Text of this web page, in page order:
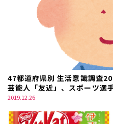
47都道府県別 生活意識調査
芸能人「友近」、スポーツ選
2019.12.26